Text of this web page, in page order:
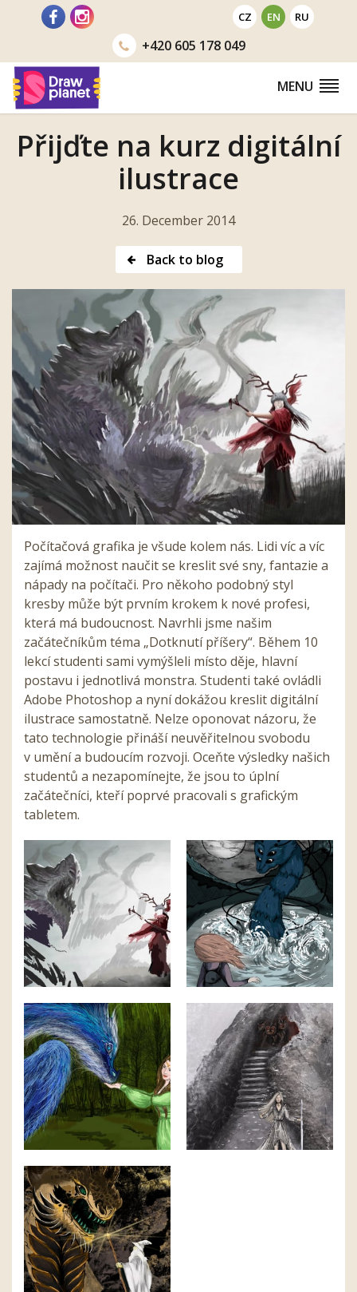
CZ EN RU
+420605 178 049
MENU
Přijďte na kurz digitální
ilustrace
26. December 2014
Back to blog
Počítačová grafika je všude kolem nás. Lidi víc a víc
zajímá možnost naučit se kreslit své sny, fantazie a
nápady na počítači. Pro někoho podobný styl
kresby může být prvním krokem k nové profesi,
která má budoucnost. Navrhli jsme našim
začátečníkům téma „Dotknutí příšery“. Během 10
lekcí studenti sami vymýšleli místo děje, hlavní
postavu i jednotlivá monstra. Studenti také ovládli
Adobe Photoshop a nyní dokážou kreslit digitální
ilustrace samostatně. Nelze oponovat názoru, že
tato technologie přináší neuvěřitelnou svobodu
v umění a budoucím rozvoji. Oceňte výsledky našich
studentů a nezapomínejte, že jsou to úplní
začátečníci, kteří poprvé pracovali s grafickým
tabletem.